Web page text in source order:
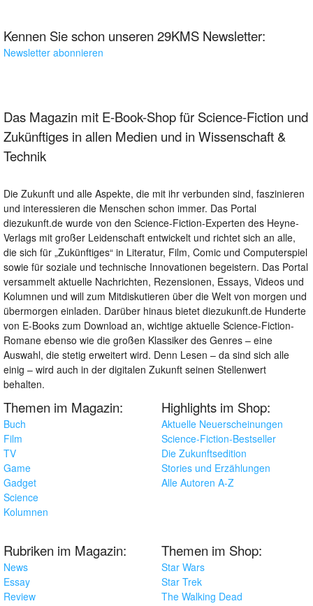
Kennen Sie schon unseren 29KMS Newsletter:
Newsletter abonnieren
Das Magazin mit E-Book-Shop für Science-Fiction und
Zukünftiges in allen Medien und in Wissenschaft &
Technik
Die Zukunft und alle Aspekte, die mit ihr verbunden sind, faszinieren
und interessieren die Menschen schon immer. Das Portal
diezukunft.de wurde von den Science-Fiction-Experten des Heyne-
Verlags mit großer Leidenschaft entwickelt und richtet sich an alle,
die sich für „Zukünftiges“ in Literatur, Film, Comic und Computerspiel
sowie für soziale und technische Innovationen begeistern. Das Portal
versammelt aktuelle Nachrichten, Rezensionen, Essays, Videos und
Kolumnen und will zum Mitdiskutieren über die Welt von morgen und
übermorgen einladen. Darüber hinaus bietet diezukunft.de Hunderte
von E-Books zum Download an, wichtige aktuelle Science-Fiction-
Romane ebenso wie die großen Klassiker des Genres – eine
Auswahl, die stetig erweitert wird. Denn Lesen – da sind sich alle
einig – wird auch in der digitalen Zukunft seinen Stellenwert
behalten.
Themen im Magazin:
Buch
Film
TV
Game
Gadget
Science
Kolumnen
Highlights im Shop:
Aktuelle Neuerscheinungen
Science-Fiction-Bestseller
Die Zukunftsedition
Stories und Erzählungen
Alle Autoren A-Z
Rubriken im Magazin:
News
Essay
Review
Themen im Shop:
Star Wars
Star Trek
The Walking Dead